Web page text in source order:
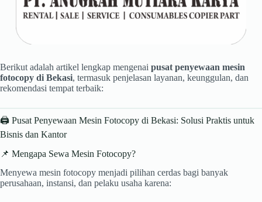
Berikut adalah artikel lengkap mengenai pusat penyewaan mesin
fotocopy di Bekasi, termasuk penjelasan layanan, keunggulan, dan
rekomendasi tempat terbaik:
🖨️ Pusat Penyewaan Mesin Fotocopy di Bekasi: Solusi Praktis untuk
Bisnis dan Kantor
📌 Mengapa Sewa Mesin Fotocopy?
Menyewa mesin fotocopy menjadi pilihan cerdas bagi banyak
perusahaan, instansi, dan pelaku usaha karena: